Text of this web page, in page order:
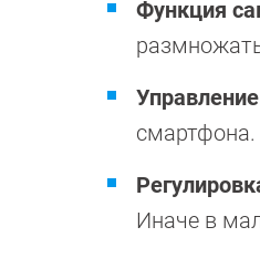
Функция
смартфона.
Иначе в